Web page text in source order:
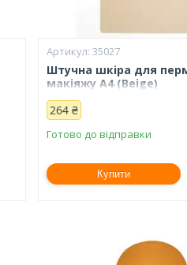
35027
Штучна шкіра для
макіяжу А4 (Beige)
264 ₴
Готово до відправки
Купити